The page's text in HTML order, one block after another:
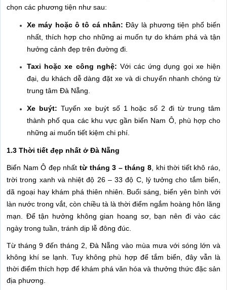
chọn các phương tiện như sau:
Xe máy hoặc ô tô cá nhân: Đây là phương tiện phổ biến
nhất, thích hợp cho những ai muốn tự do khám phá và tận
hưởng cảnh đẹp trên đường đi.
Taxi hoặc xe công nghệ: Với các ứng dụng gọi xe hiện
đại, du khách dễ dàng đặt xe và di chuyển nhanh chóng từ
trung tâm Đà Nẵng.
Xe buýt: Tuyến xe buýt số 1 hoặc số 2 đi từ trung tâm
thành phố qua các khu vực gần biển Nam Ô, phù hợp cho
những ai muốn tiết kiệm chi phí.
1.3 Thời tiết đẹp nhất ở Đà Nẵng
Biển Nam Ô đẹp nhất từ tháng 3 – tháng 8, khi thời tiết khô ráo,
trời trong xanh và nhiệt độ 26 – 33 độ C, lý tưởng cho tắm biển,
dã ngoại hay khám phá thiên nhiên. Buổi sáng, biển yên bình với
làn nước trong vắt, còn chiều tà là thời điểm ngắm hoàng hôn lãng
mạn. Để tận hưởng không gian hoang sơ, bạn nên đi vào các
ngày trong tuần, tránh dịp lễ đông đúc.
Từ tháng 9 đến tháng 2, Đà Nẵng vào mùa mưa với sóng lớn và
không khí se lạnh. Tuy không phù hợp để tắm biển, đây vẫn là
thời điểm thích hợp để khám phá văn hóa và thưởng thức đặc sản
địa phương.